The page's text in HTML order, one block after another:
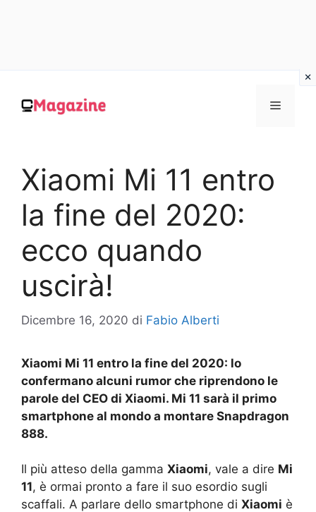
contenuto
MENU
Xiaomi Mi 11 entro
la fine del 2020:
ecco quando
uscirà!
Dicembre 16, 2020 di Fabio Alberti
Xiaomi Mi 11 entro la fine del 2020: lo
confermano alcuni rumor che riprendono le
parole del CEO di Xiaomi. Mi 11 sarà il primo
smartphone al mondo a montare Snapdragon
888.
Il più atteso della gamma Xiaomi, vale a dire Mi
11, è ormai pronto a fare il suo esordio sugli
scaffali. A parlare dello smartphone di Xiaomi è